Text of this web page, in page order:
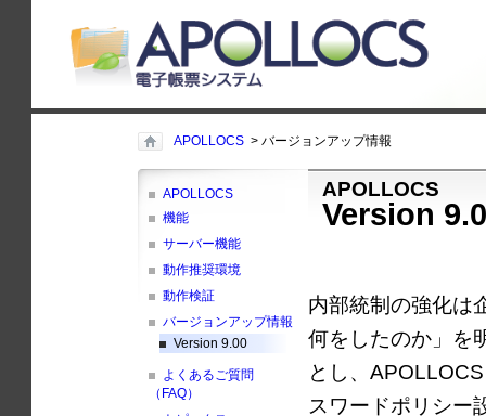
APOLLOCS > バージョンアップ情報
APOLLOCS
Version
内部統制の強化は
何をしたのか」を
とし、
スワードポリシー
APOLLOCS
機能
サーバー機能
動作推奨環境
動作検証
バージョンアップ情報
Version 9.00
よくあるご質問
（FAQ）